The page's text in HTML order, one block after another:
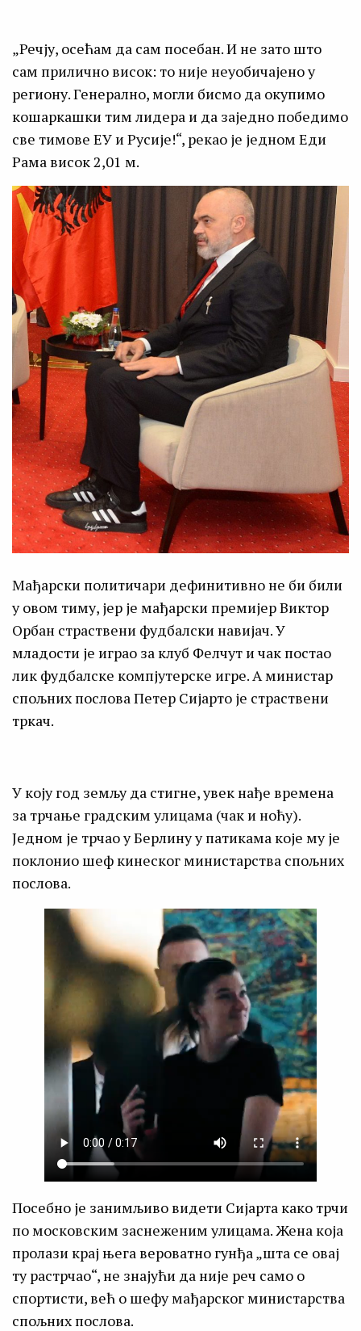
„Речју, осећам да сам посебан. И не зато што
сам прилично висок: то није неуобичајено у
региону. Генерално, могли бисмо да окупимо
кошаркашки тим лидера и да заједно победимо
све тимове ЕУ и Русије!“, рекао је једном Еди
Рама висок 2,01 м.
Мађарски политичари дефинитивно не би били
у овом тиму, јер је мађарски премијер Виктор
Орбан страствени фудбалски навијач. У
младости је играо за клуб Фелчут и чак постао
лик фудбалске компјутерске игре. А министар
спољних послова Петер Сијарто је страствени
тркач.
У коју год земљу да стигне, увек нађе времена
за трчање градским улицама (чак и ноћу).
Једном је трчао у Берлину у патикама које му је
поклонио шеф кинеског министарства спољних
послова.
Посебно је занимљиво видети Сијарта како трчи
по московским заснеженим улицама. Жена која
пролази крај њега вероватно гунђа „шта се овај
ту растрчао“, не знајући да није реч само о
спортисти, већ о шефу мађарског министарства
спољних послова.